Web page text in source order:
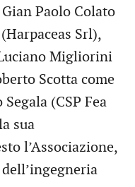
Paolo Colato
Srl),
Migliorini
Scotta come
(CSP Fea
sua
l’Associazione,